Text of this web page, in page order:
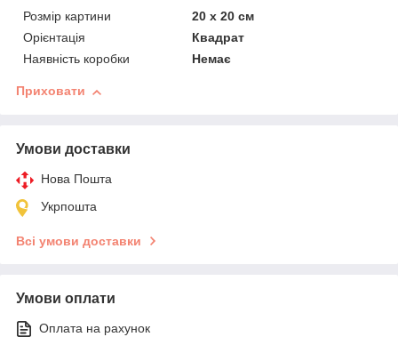
Розмір картини
20 х 20 см
Орієнтація
Квадрат
Наявність коробки
Немає
Приховати
Умови доставки
Нова Пошта
Укрпошта
Всі умови доставки
Умови оплати
Оплата на рахунок